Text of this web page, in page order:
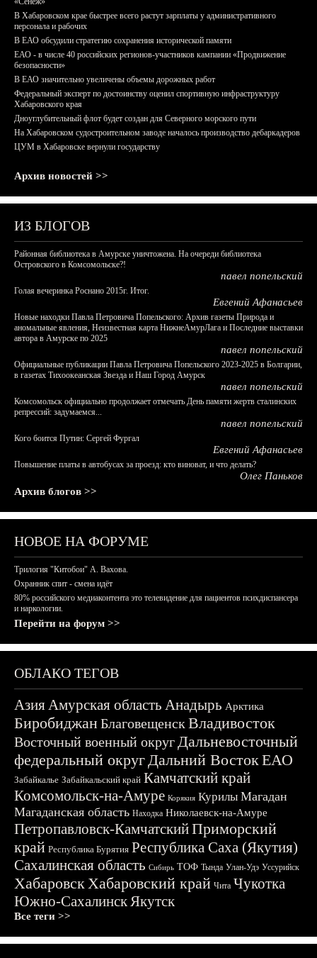
В Хабаровском крае быстрее всего растут зарплаты у административного
персонала и рабочих
В ЕАО обсудили стратегию сохранения исторической памяти
ЕАО - в числе 40 российских регионов-участников кампании «Продвижение
безопасности»
В ЕАО значительно увеличены объемы дорожных работ
Федеральный эксперт по достоинству оценил спортивную инфраструктуру
Хабаровского края
Дноуглубительный флот будет создан для Северного морского пути
На Хабаровском судостроительном заводе началось производство дебаркадеров
ЦУМ в Хабаровске вернули государству
Архив новостей >>
ИЗ БЛОГОВ
Районная библиотека в Амурске уничтожена. На очереди библиотека
Островского в Комсомольске?!
павел попельский
Голая вечеринка Роснано 2015г. Итог.
Евгений Афанасьев
Новые находки Павла Петровича Попельского: Архив газеты Природа и
аномальные явления, Неизвестная карта НижнеАмурЛага и Последние выставки
автора в Амурске по 2025
павел попельский
Официальные публикации Павла Петровича Попельского 2023-2025 в Болгарии,
в газетах Тихоокеанская Звезда и Наш Город Амурск
павел попельский
Комсомольск официально продолжает отмечать День памяти жертв сталинских
репрессий: задумаемся...
павел попельский
Кого боится Путин: Сергей Фургал
Евгений Афанасьев
Повышение платы в автобусах за проезд: кто виноват, и что делать?
Олег Паньков
Архив блогов >>
НОВОЕ НА ФОРУМЕ
Трилогия "Китобои" А. Вахова.
Охранник спит - смена идёт
80% российского медиаконтента это телевидение для пациентов психдиспансера
и наркологии.
Перейти на форум >>
ОБЛАКО ТЕГОВ
АзияАмурская область Анадырь Арктика
БиробиджанБлаговещенскВладивосток
Восточный военный округДальневосточный
федеральный округДальний ВостокЕАО
Забайкалье Забайкальский край Камчатский край
Комсомольск-на-Амуре Корякия Курилы Магадан
Магаданская область Находка Николаевск-на-Амуре
Петропавловск-КамчатскийПриморский
край Республика Бурятия Республика Саха (Якутия)
Сахалинская область Сибирь ТОФ Тында Улан-Удэ Уссурийск
ХабаровскХабаровский край Чита Чукотка
Южно-СахалинскЯкутск
Все теги >>